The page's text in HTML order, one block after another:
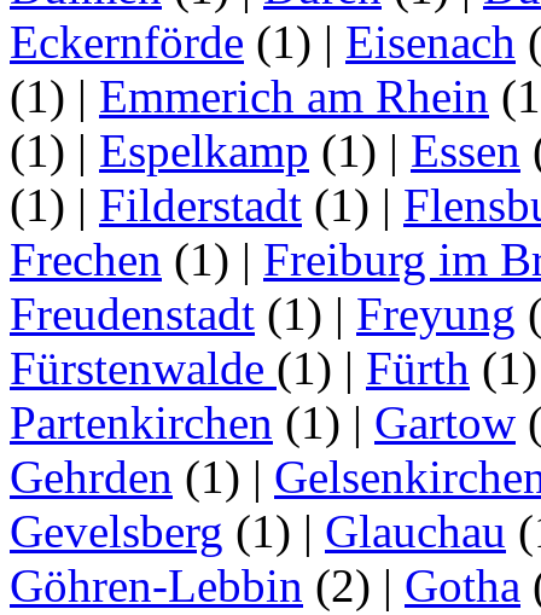
Eckernförde (1) | Eisenach
(1) | Emmerich am Rhein
(1) | Espelkamp (1) | Essen
(1) | Filderstadt (1) |
Frechen (1) | Freiburg im
Freudenstadt (1) | Freyung
Fürstenwalde (1) | Fürth
Partenkirchen (1) | Gartow
Gehrden (1) |
Gevelsberg (1) | Glauchau
Göhren-Lebbin (2) | Gotha